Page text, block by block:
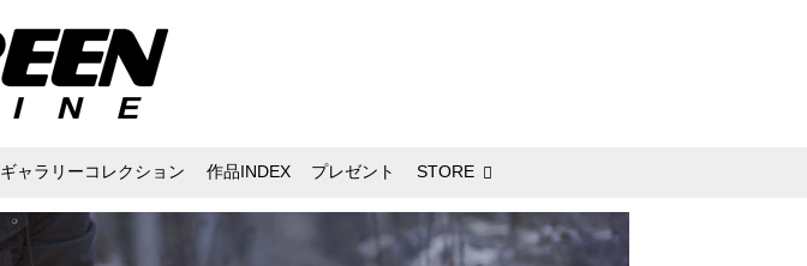
ギャラリーコレクション 作品INDEX プレゼント STORE